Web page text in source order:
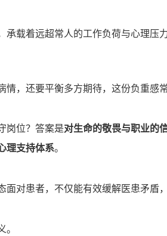
载着远超常人的工作负荷与心理压
，还要平衡多方期待，这份负重感
岗位？答案是对生命的敬畏与职业的信
理支持体系。
对患者，不仅能有效缓解医患矛盾